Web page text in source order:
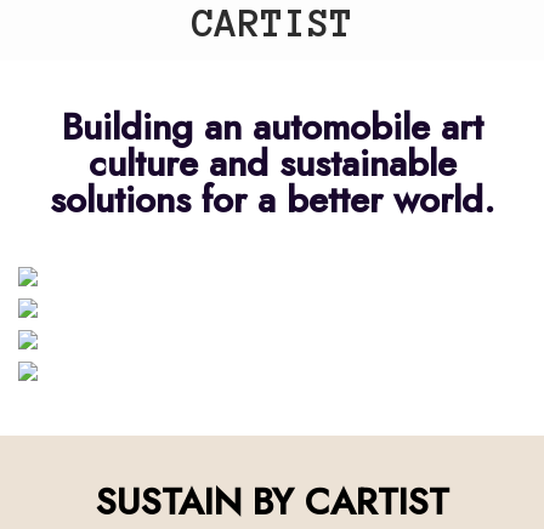
CARTIST
Building an automobile art
culture and sustainable
solutions for a better world.
SUSTAIN BY CARTIST